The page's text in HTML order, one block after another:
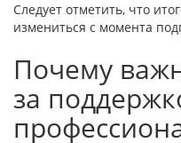
Следует отметить, что
измениться с момента
Почему
за